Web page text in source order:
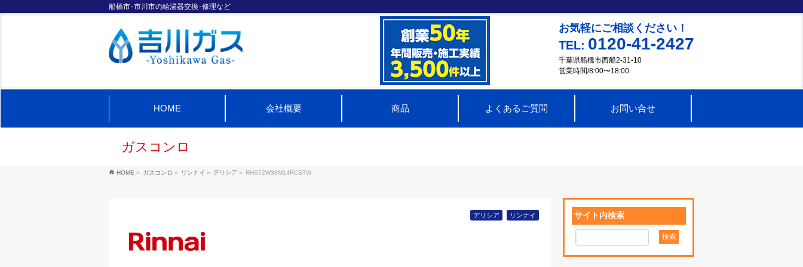
船橋市･市川市の給湯器交換･修理など
お気軽にご相談ください！
TEL: 0120-41-2427
千葉県船橋市西船2-31-10
営業時間/8:00〜18:00
HOME 会社概要 商品 よくあるご質問 お問い合せ
ガスコンロ
HOME » ガスコンロ » リンナイ » デリシア » RHS72W38M14RCSTW
デリシア リンナイ サイト内検索